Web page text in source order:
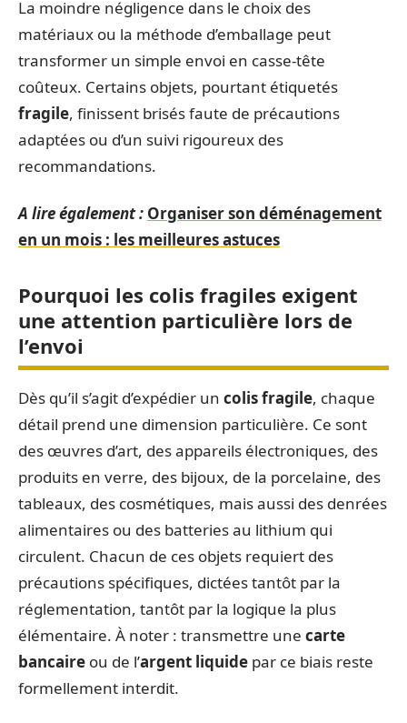
La moindre négligence dans le choix des
matériaux ou la méthode d’emballage peut
transformer un simple envoi en casse-tête
coûteux. Certains objets, pourtant étiquetés
fragile, finissent brisés faute de précautions
adaptées ou d’un suivi rigoureux des
recommandations.
A lire également : Organiser son déménagement
en un mois : les meilleures astuces
Pourquoi les colis fragiles exigent
une attention particulière lors de
l’envoi
Dès qu’il s’agit d’expédier un colis fragile, chaque
détail prend une dimension particulière. Ce sont
des œuvres d’art, des appareils électroniques, des
produits en verre, des bijoux, de la porcelaine, des
tableaux, des cosmétiques, mais aussi des denrées
alimentaires ou des batteries au lithium qui
circulent. Chacun de ces objets requiert des
précautions spécifiques, dictées tantôt par la
réglementation, tantôt par la logique la plus
élémentaire. À noter : transmettre une carte
bancaire ou de l’argent liquide par ce biais reste
formellement interdit.